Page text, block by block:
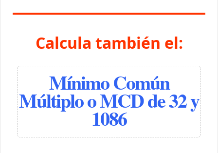
Calcula también el:
Mínimo Común
Múltiplo o MCD de 32 y
1086